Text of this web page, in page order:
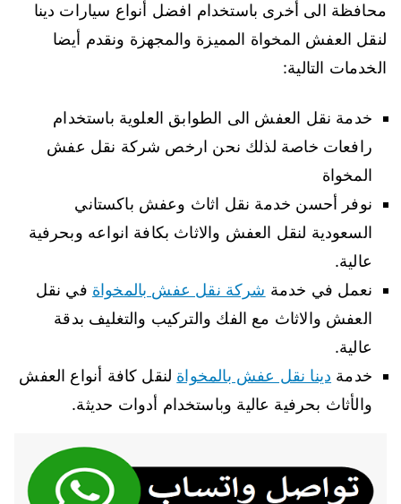
محافظة الى أخرى باستخدام افضل أنواع سيارات دينا
لنقل العفش المخواة المميزة والمجهزة ونقدم أيضا
الخدمات التالية:
خدمة نقل العفش الى الطوابق العلوية باستخدام
رافعات خاصة لذلك نحن ارخص شركة نقل عفش
المخواة
نوفر أحسن خدمة نقل اثاث وعفش باكستاني
السعودية لنقل العفش والاثاث بكافة انواعه وبحرفية
عالية.
نعمل في خدمة شركة نقل عفش بالمخواة في نقل
العفش والاثاث مع الفك والتركيب والتغليف بدقة
عالية.
خدمة دينا نقل عفش بالمخواة لنقل كافة أنواع العفش
والأثاث بحرفية عالية وباستخدام أدوات حديثة.